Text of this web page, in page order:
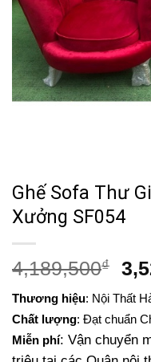
Ghế Sofa Thư
Xưởng SF054
4,189,500₫
là:
Thương hiệu: Nội Thất
Chất lượng: Đạt chuẩn
Miễn phí: Vận chuyển